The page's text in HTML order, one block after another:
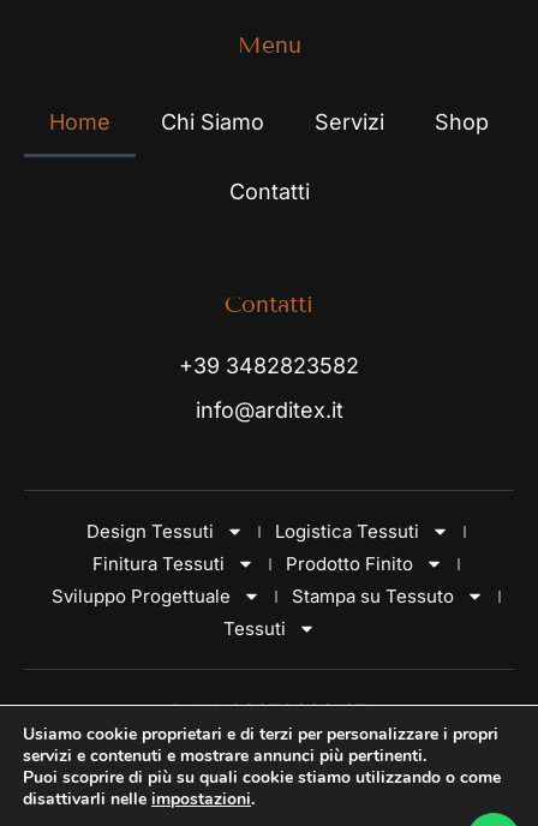
Menu
Home Chi Siamo Servizi Shop
Contatti
Contatti
+39 3482823582
info@arditex.it
Design Tessuti
Logistica Tessuti
Finitura Tessuti
Prodotto Finito
Sviluppo Progettuale
Stampa su Tessuto
Tessuti
Privacy Policy
P.IVA 03270600137
Usiamo cookie proprietari e di terzi per personalizzare i propri
servizi e contenuti e mostrare annunci più pertinenti.
Puoi scoprire di più su quali cookie stiamo utilizzando o come
disattivarli nelle impostazioni.